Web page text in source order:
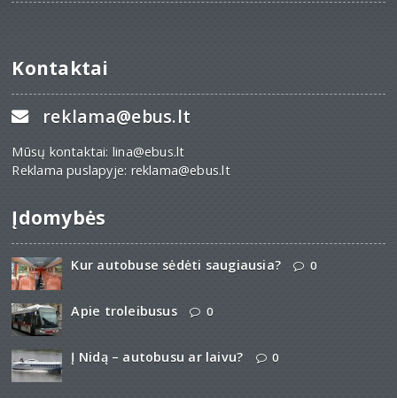
Kontaktai
reklama@ebus.lt
Mūsų kontaktai: lina@ebus.lt
Reklama puslapyje: reklama@ebus.lt
Įdomybės
Kur autobuse sėdėti saugiausia? 0
Apie troleibusus 0
Į Nidą – autobusu ar laivu? 0